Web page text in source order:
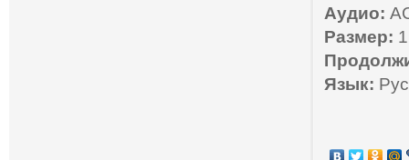
Аудио:
Размер:
Язык: